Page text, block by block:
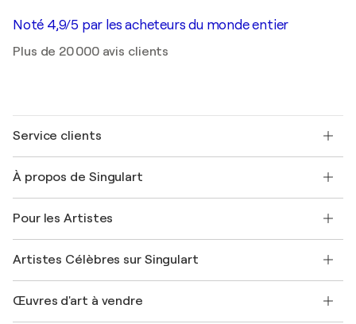
Noté 4,9/5 par les acheteurs du monde entier
Plus de 20 000 avis clients
Service clients
Expédition
Offrir une carte cadeau
Rejoignez notre programme commercial
Mon compte
+33 1 76 44 06 42
À propos de Singulart
FAQ
Magazine Singulart
Emplois
Découvrez une sélection d'art original
Pour les Artistes
Se connecter en tant qu'Artiste
Artistes Célèbres sur Singulart
Marc Chagall
Œuvres d'art à vendre